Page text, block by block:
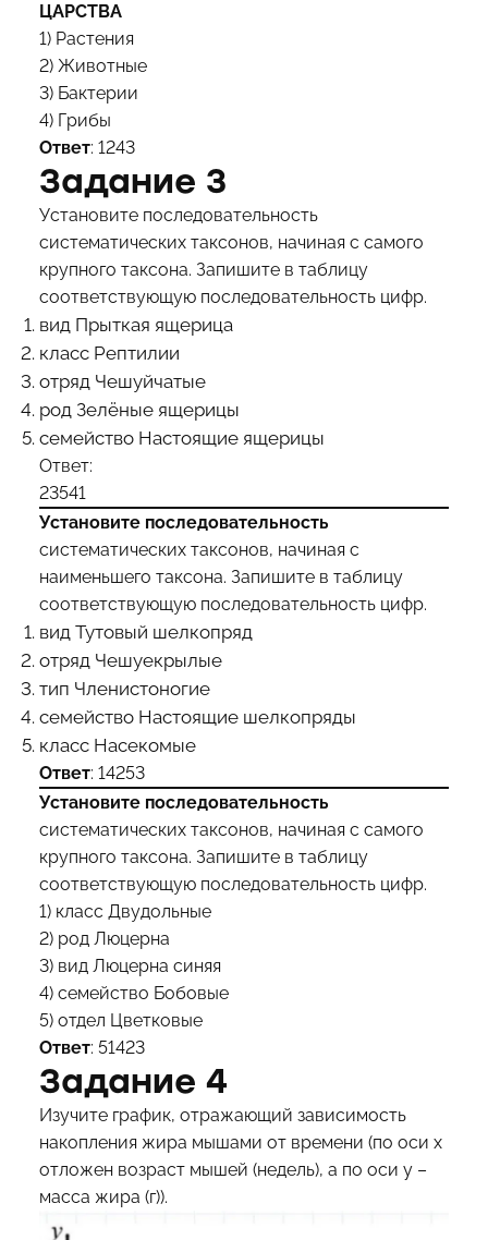
ЦАРСТВА
1) Растения
2) Животные
3) Бактерии
4) Грибы
Ответ: 1243
Задание 3
Установите последовательность
систематических таксонов, начиная с самого
крупного таксона. Запишите в таблицу
соответствующую последовательность цифр.
вид Прыткая ящерица
класс Рептилии
отряд Чешуйчатые
род Зелёные ящерицы
семейство Настоящие ящерицы
Ответ:
23541
Установите последовательность
систематических таксонов, начиная с
наименьшего таксона. Запишите в таблицу
соответствующую последовательность цифр.
вид Тутовый шелкопряд
отряд Чешуекрылые
тип Членистоногие
семейство Настоящие шелкопряды
класс Насекомые
Ответ: 14253
Установите последовательность
систематических таксонов, начиная с самого
крупного таксона. Запишите в таблицу
соответствующую последовательность цифр.
1) класс Двудольные
2) род Люцерна
3) вид Люцерна синяя
4) семейство Бобовые
5) отдел Цветковые
Ответ: 51423
Задание 4
Изучите график, отражающий зависимость
накопления жира мышами от времени (по оси x
отложен возраст мышей (недель), а по оси y –
масса жира (г)).